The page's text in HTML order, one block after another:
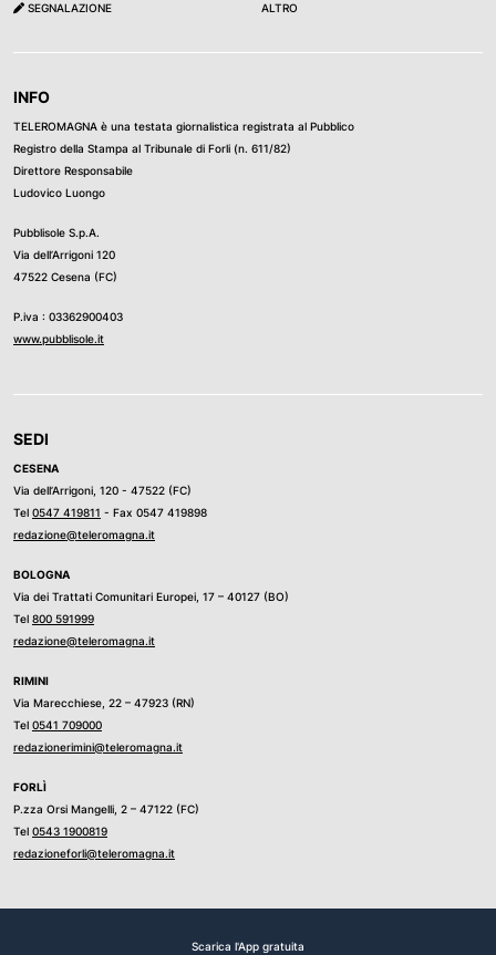
SEGNALAZIONE ALTRO
INFO
TELEROMAGNA è una testata giornalistica registrata al Pubblico
Registro della Stampa al Tribunale di Forli (n. 611/82)
Direttore Responsabile
Ludovico Luongo
Pubblisole S.p.A.
Via dell’Arrigoni 120
47522 Cesena (FC)
P.iva : 03362900403
www.pubblisole.it
SEDI
CESENA
Via dell’Arrigoni, 120 - 47522 (FC)
Tel 0547 419811 - Fax 0547 419898
redazione@teleromagna.it
BOLOGNA
Via dei Trattati Comunitari Europei, 17 – 40127 (BO)
Tel 800 591999
redazione@teleromagna.it
RIMINI
Via Marecchiese, 22 – 47923 (RN)
Tel 0541 709000
redazionerimini@teleromagna.it
FORLÌ
P.zza Orsi Mangelli, 2 – 47122 (FC)
Tel 0543 1900819
redazioneforli@teleromagna.it
Scarica l'App gratuita